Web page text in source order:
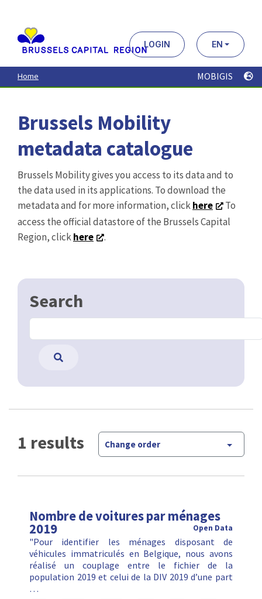
contenu
principal
LOGIN EN
Home MOBIGIS
Brussels Mobility
metadata catalogue
Brussels Mobility gives you access to its data and to
the data used in its applications. To download the
metadata and for more information, clickhere
To
access the official datastore of the Brussels Capital
Region, clickhere .
Search
1 results Change order
Nombre de voitures par ménages
2019 Open Data
"Pour identifier les ménages disposant de
véhicules immatriculés en Belgique, nous avons
réalisé un couplage entre le fichier de la
population 2019 et celui de la DIV 2019 d’une part
…